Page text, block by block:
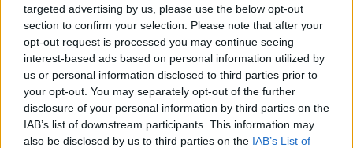
targeted advertising by us, please use the below opt-out
section to confirm your selection. Please note that after your
opt-out request is processed you may continue seeing
interest-based ads based on personal information utilized by
us or personal information disclosed to third parties prior to
your opt-out. You may separately opt-out of the further
disclosure of your personal information by third parties on the
IAB’s list of downstream participants. This information may
also be disclosed by us to third parties on the IAB’s List of
Ο Αναπληρωτικής Εργαστήριο
Αντισεισμικής Τεχνολογίας Εθνικό
Μετσόβιο Πολυτεχνείο και ο Ηλεκτρονικός
Μηχανικός Μάκης Ασημακόπουλος
διαπίστωσαν πως η τριώροφη κατοικία της
Κοφινάς Α.Ε. πέρασε με επιτυχία το κρας
τεστ των 9 Ρίχτερ με 1G επιτάχυνση.